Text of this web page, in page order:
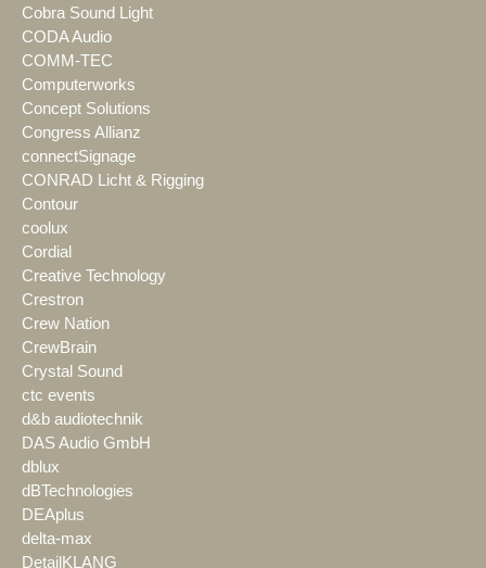
Cobra Sound Light
CODA Audio
COMM-TEC
Computerworks
Concept Solutions
Congress Allianz
connectSignage
CONRAD Licht & Rigging
Contour
coolux
Cordial
Creative Technology
Crestron
Crew Nation
CrewBrain
Crystal Sound
ctc events
d&b audiotechnik
DAS Audio GmbH
dblux
dBTechnologies
DEAplus
delta-max
DetailKLANG